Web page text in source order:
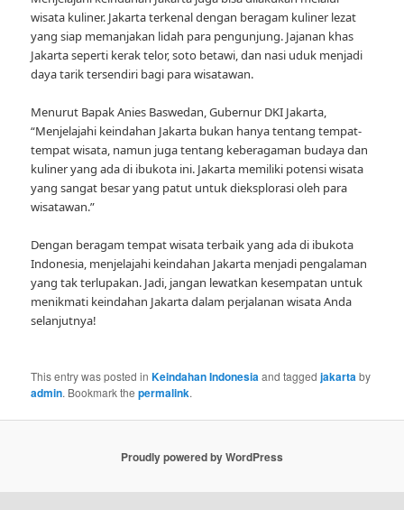
wisata kuliner. Jakarta terkenal dengan beragam kuliner lezat
yang siap memanjakan lidah para pengunjung. Jajanan khas
Jakarta seperti kerak telor, soto betawi, dan nasi uduk menjadi
daya tarik tersendiri bagi para wisatawan.
Menurut Bapak Anies Baswedan, Gubernur DKI Jakarta,
“Menjelajahi keindahan Jakarta bukan hanya tentang tempat-
tempat wisata, namun juga tentang keberagaman budaya dan
kuliner yang ada di ibukota ini. Jakarta memiliki potensi wisata
yang sangat besar yang patut untuk dieksplorasi oleh para
wisatawan.”
Dengan beragam tempat wisata terbaik yang ada di ibukota
Indonesia, menjelajahi keindahan Jakarta menjadi pengalaman
yang tak terlupakan. Jadi, jangan lewatkan kesempatan untuk
menikmati keindahan Jakarta dalam perjalanan wisata Anda
selanjutnya!
This entry was posted inKeindahan Indonesiaand taggedjakartaby
admin. Bookmark thepermalink.
Proudly powered by WordPress